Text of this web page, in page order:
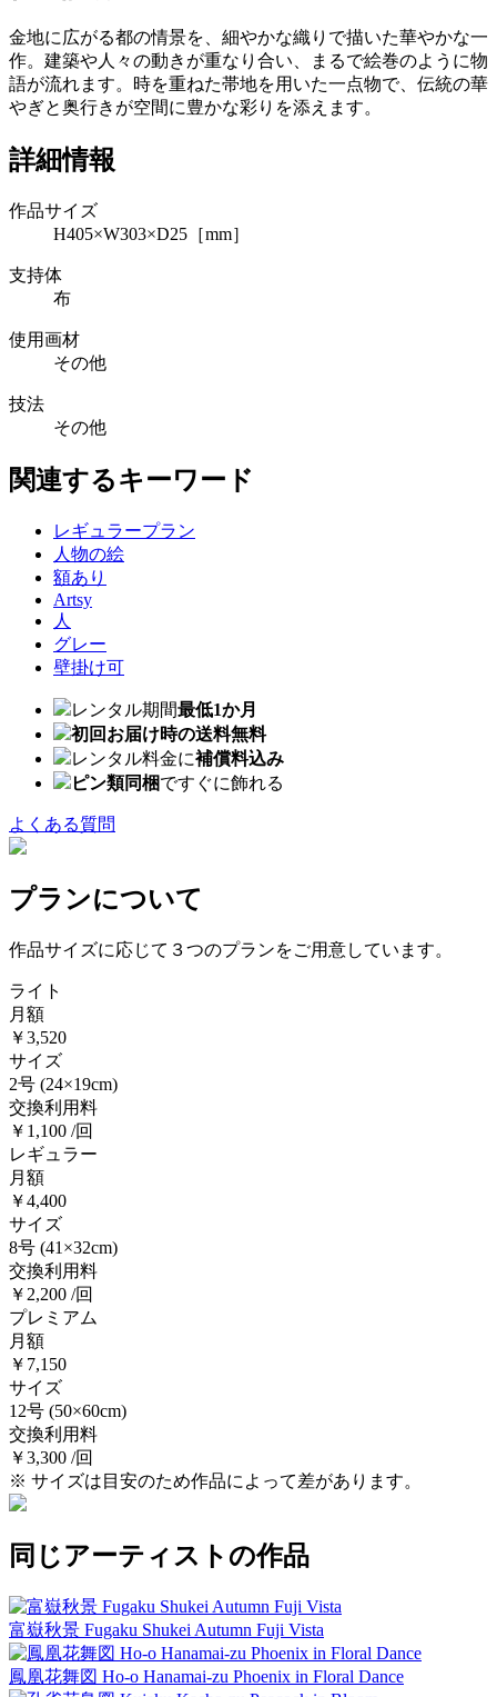
金地に広がる都の情景を、細やかな織りで描いた華やかな一
作。建築や人々の動きが重なり合い、まるで絵巻のように物
語が流れます。時を重ねた帯地を用いた一点物で、伝統の華
やぎと奥行きが空間に豊かな彩りを添えます。
詳細情報
作品サイズ
H405×W303×D25［mm］
支持体
布
使用画材
その他
技法
その他
関連するキーワード
レギュラープラン
人物の絵
額あり
Artsy
人
グレー
壁掛け可
レンタル期間最低1か月
初回お届け時の送料無料
レンタル料金に補償料込み
ピン類同梱ですぐに飾れる
よくある質問
プランについて
作品サイズに応じて３つのプランをご用意しています。
ライト
月額
￥3,520
サイズ
2号 (24×19cm)
交換利用料
￥1,100 /回
レギュラー
月額
￥4,400
サイズ
8号 (41×32cm)
交換利用料
￥2,200 /回
プレミアム
月額
￥7,150
サイズ
12号 (50×60cm)
交換利用料
￥3,300 /回
※ サイズは目安のため作品によって差があります。
同じアーティストの作品
富嶽秋景 Fugaku Shukei Autumn Fuji Vista
鳳凰花舞図 Ho-o Hanamai-zu Phoenix in Floral Dance